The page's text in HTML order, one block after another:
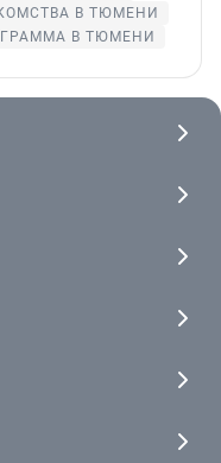
В ТЮМЕНИ
В ТЮМЕНИ